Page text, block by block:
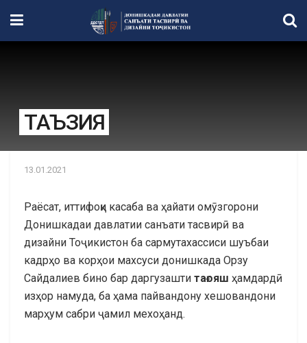
ТАЪЗИЯ
13.01.2021
Раёсат, иттифоқи касаба ва ҳайати омӯзгорони
Донишкадаи давлатии санъати тасвирӣ ва
дизайни Тоҷикистон ба сармутахассиси шуъбаи
кадрҳо ва корҳои махсуси донишкада Орзу
Сайдалиев бино бар даргузашти тағояш ҳамдардӣ
изҳор намуда, ба ҳама пайвандону хешовандони
марҳум сабри ҷамил мехоҳанд.